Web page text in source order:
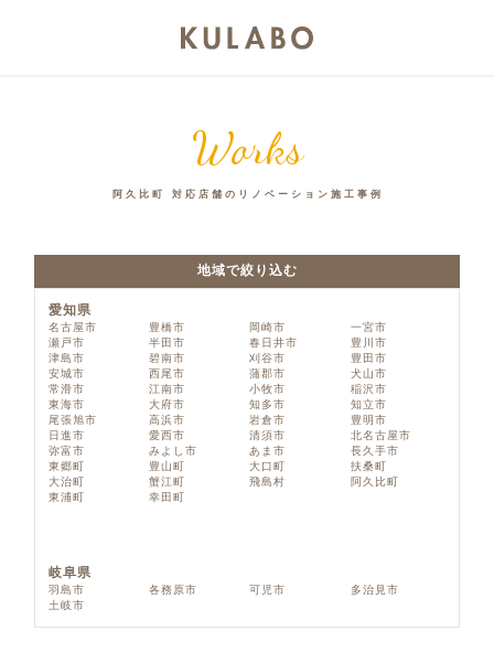
Works
阿久比町 対応店舗のリノベーション施工事例
地域で絞り込む
愛知県
名古屋市 豊橋市 岡崎市
一宮市
瀬戸市
半田市 春日井市
豊川市
津島市
碧南市 刈谷市
豊田市
安城市
西尾市 蒲郡市
犬山市
常滑市
江南市 小牧市
稲沢市
東海市
大府市 知多市
知立市
尾張旭市
高浜市 岩倉市
豊明市
日進市
愛西市 清須市
北名古屋市
弥富市
みよし市 あま市
長久手市
東郷町
豊山町 大口町
扶桑町
大治町
蟹江町 飛島村
阿久比町
東浦町
幸田町
岐阜県
羽島市 各務原市 可児市
多治見市
土岐市